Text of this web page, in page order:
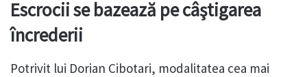
Escrocii se bazează pe câştigarea
încrederii
Potrivit lui Dorian Cibotari, modalitatea cea mai